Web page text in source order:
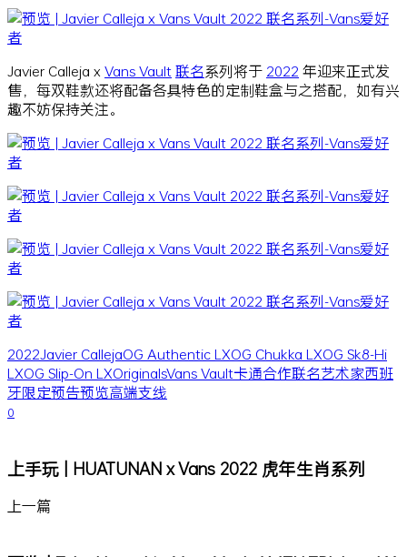
Javier Calleja x Vans Vault联名系列将于 2022 年迎来正式发
售，每双鞋款还将配备各具特色的定制鞋盒与之搭配，如有兴
趣不妨保持关注。
2022Javier CallejaOG Authentic LXOG Chukka LXOG Sk8-Hi
LXOG Slip-On LXOriginalsVans Vault卡通合作联名艺术家西班
牙限定预告预览高端支线
0
上手玩 | HUATUNAN x Vans 2022 虎年生肖系列
上一篇